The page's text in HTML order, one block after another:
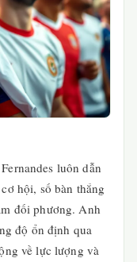
luôn dẫn
hội, số bàn thắng
đối phương. Anh
độ ổn định qua
về lực lượng và